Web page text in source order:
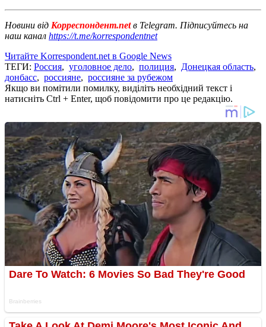
Новини від Корреспондент.netв Telegram. Підписуйтесь на
наш канал https://t.me/korrespondentnet
Читайте Korrespondent.net в Google News
ТЕГИ: Россия, уголовное дело, полиция, Донецкая область,
донбасс, россияне, россияне за рубежом
Якщо ви помітили помилку, виділіть необхідний текст і
натисніть Ctrl + Enter, щоб повідомити про це редакцію.